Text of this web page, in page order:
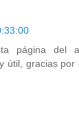
página del
útil, gracias